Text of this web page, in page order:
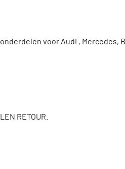
voor Audi , Mercedes,
RETOUR.